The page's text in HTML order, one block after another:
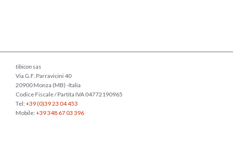
tibiconsas
Via G.F. Parravicini 40
20900 Monza (MB) -Italia
Codice Fiscale / Partita IVA 04772190965
Tel:+39 (0)39 23 04 453
Mobile:+39 348 67 03 396